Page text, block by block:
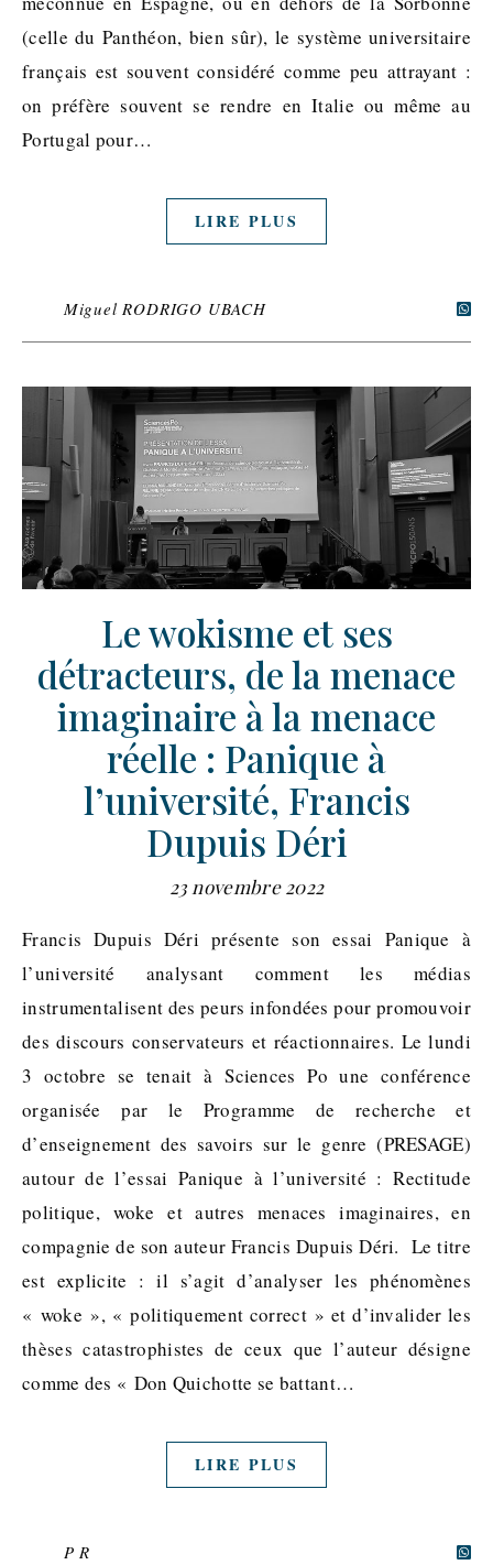
(celle du Panthéon, bien sûr), le système universitaire
français est souvent considéré comme peu attrayant :
on préfère souvent se rendre en Italie ou même au
Portugal pour…
LIRE PLUS
Miguel RODRIGO UBACH
Le wokisme et ses
détracteurs, de la menace
imaginaire à la menace
réelle : Panique à
l’université, Francis
Dupuis Déri
23 novembre 2022
Francis Dupuis Déri présente son essai Panique à
l’université analysant comment les médias
instrumentalisent des peurs infondées pour promouvoir
des discours conservateurs et réactionnaires. Le lundi
3 octobre se tenait à Sciences Po une conférence
organisée par le Programme de recherche et
d’enseignement des savoirs sur le genre (PRESAGE)
autour de l’essai Panique à l’université : Rectitude
politique, woke et autres menaces imaginaires, en
compagnie de son auteur Francis Dupuis Déri. Le titre
est explicite : il s’agit d’analyser les phénomènes
« woke », « politiquement correct » et d’invalider les
thèses catastrophistes de ceux que l’auteur désigne
comme des « Don Quichotte se battant…
LIRE PLUS
P R